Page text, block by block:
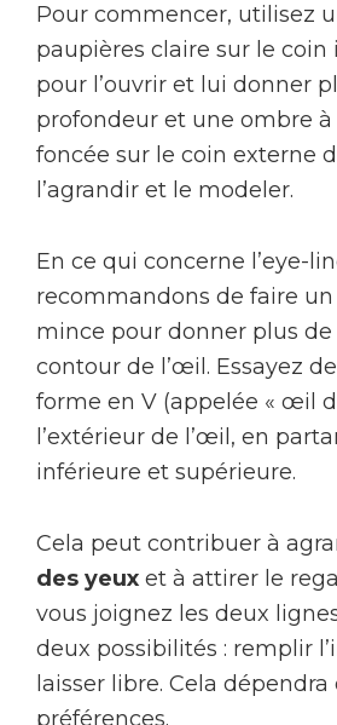
Pour commencer, utilisez
paupières claire sur le coin
pour l’ouvrir et lui donner
profondeur et une ombre
foncée sur le coin externe
l’agrandir et le modeler.
En ce qui concerne l’eye-
recommandons de faire
mince pour donner plus
contour de l’œil. Essayez
forme en V (appelée « œil
l’extérieur de l’œil, en
inférieure et supérieure.
Cela peut contribuer à
des yeux et à attirer le
vous joignez les deux
deux possibilités : remplir
laisser libre. Cela dépendra
préférences.